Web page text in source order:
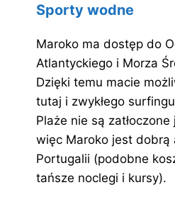
Sporty wodne
Maroko ma dostęp do
Atlantyckiego i Morza
Dzięki temu macie
tutaj i zwykłego
Plaże nie są
więc Maroko jest dobrą
Portugalii (podobne
tańsze noclegi i kursy).